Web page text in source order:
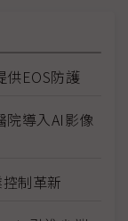
供EOS防護
院導入AI影像
制革新